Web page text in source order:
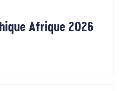
Afrique 2026